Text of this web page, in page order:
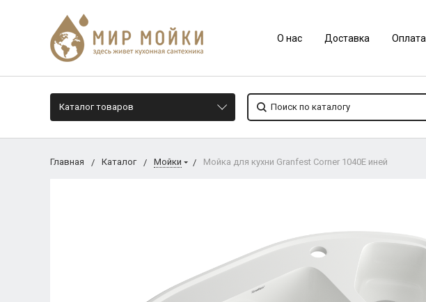
О нас Доставка Оплата
Каталог товаров
Главная Каталог Мойки Мойка для кухни Granfest Corner 1040E иней